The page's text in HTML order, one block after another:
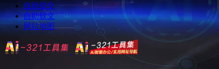
自助提交
自助软文
网站地图